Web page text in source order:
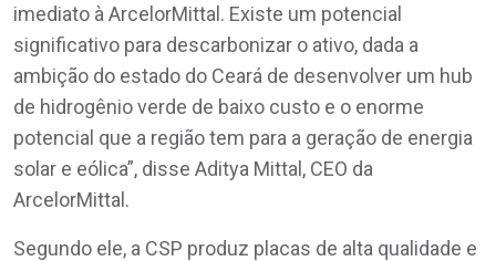
imediato à ArcelorMittal. Existe um potencial
significativo para descarbonizar o ativo, dada a
ambição do estado do Ceará de desenvolver um hub
de hidrogênio verde de baixo custo e o enorme
potencial que a região tem para a geração de energia
solar e eólica”, disse Aditya Mittal, CEO da
ArcelorMittal.
Segundo ele, a CSP produz placas de alta qualidade e